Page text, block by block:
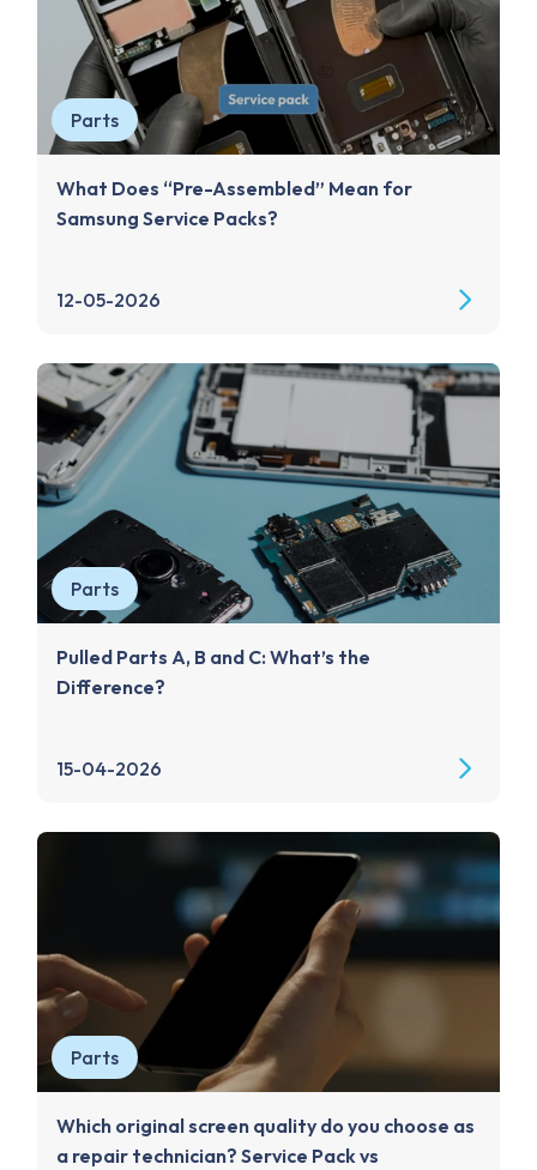
Parts
What Does “Pre-Assembled” Mean for
Samsung Service Packs?
12-05-2026
Parts
Pulled Parts A, B and C: What’s the
Difference?
15-04-2026
Parts
Which original screen quality do you choose as
a repair technician? Service Pack vs